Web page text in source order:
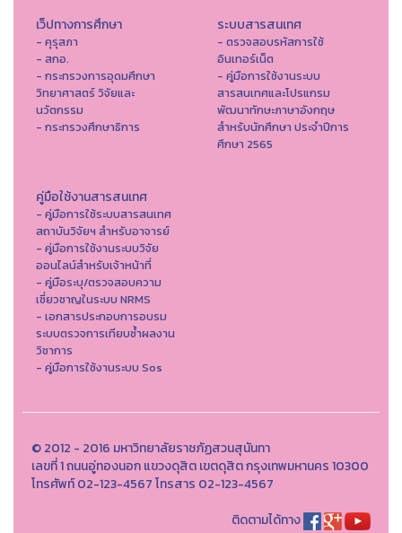
เว็ปทางการศึกษา
- คุรุสภา
- สกอ.
- กระทรวงการอุดมศึกษา
วิทยาศาสตร์ วิจัยและ
นวัตกรรม
- กระทรวงศึกษาธิการ
ระบบสารสนเทศ
- ตรวจสอบรหัสการใช้
อินเทอร์เน็ต
- คู่มือการใช้งานระบบ
สารสนเทศและโปรแกรม
พัฒนาทักษะภาษาอังกฤษ
สำหรับนักศึกษา ประจำปีการ
ศึกษา 2565
คู่มือใช้งานสารสนเทศ
- คู่มือการใช้ระบบสารสนเทศ
สถาบันวิจัยฯ สำหรับอาจารย์
- คู่มือการใช้งานระบบวิจัย
ออนไลน์สำหรับเจ้าหน้าที่
- คู่มือระบุ/ตรวจสอบความ
เชี่ยวชาญในระบบ NRMS
- เอกสารประกอบการอบรม
ระบบตรวจการเทียบซ้ำผลงาน
วิชาการ
- คู่มือการใช้งานระบบ Sos
© 2012 - 2016 มหาวิทยาลัยราชภัฏสวนสุนันทา
เลขที่ 1 ถนนอู่ทองนอก แขวงดุสิต เขตดุสิต กรุงเทพมหานคร 10300
โทรศัพท์ 02-123-4567 โทรสาร 02-123-4567
ติดตามได้ทาง